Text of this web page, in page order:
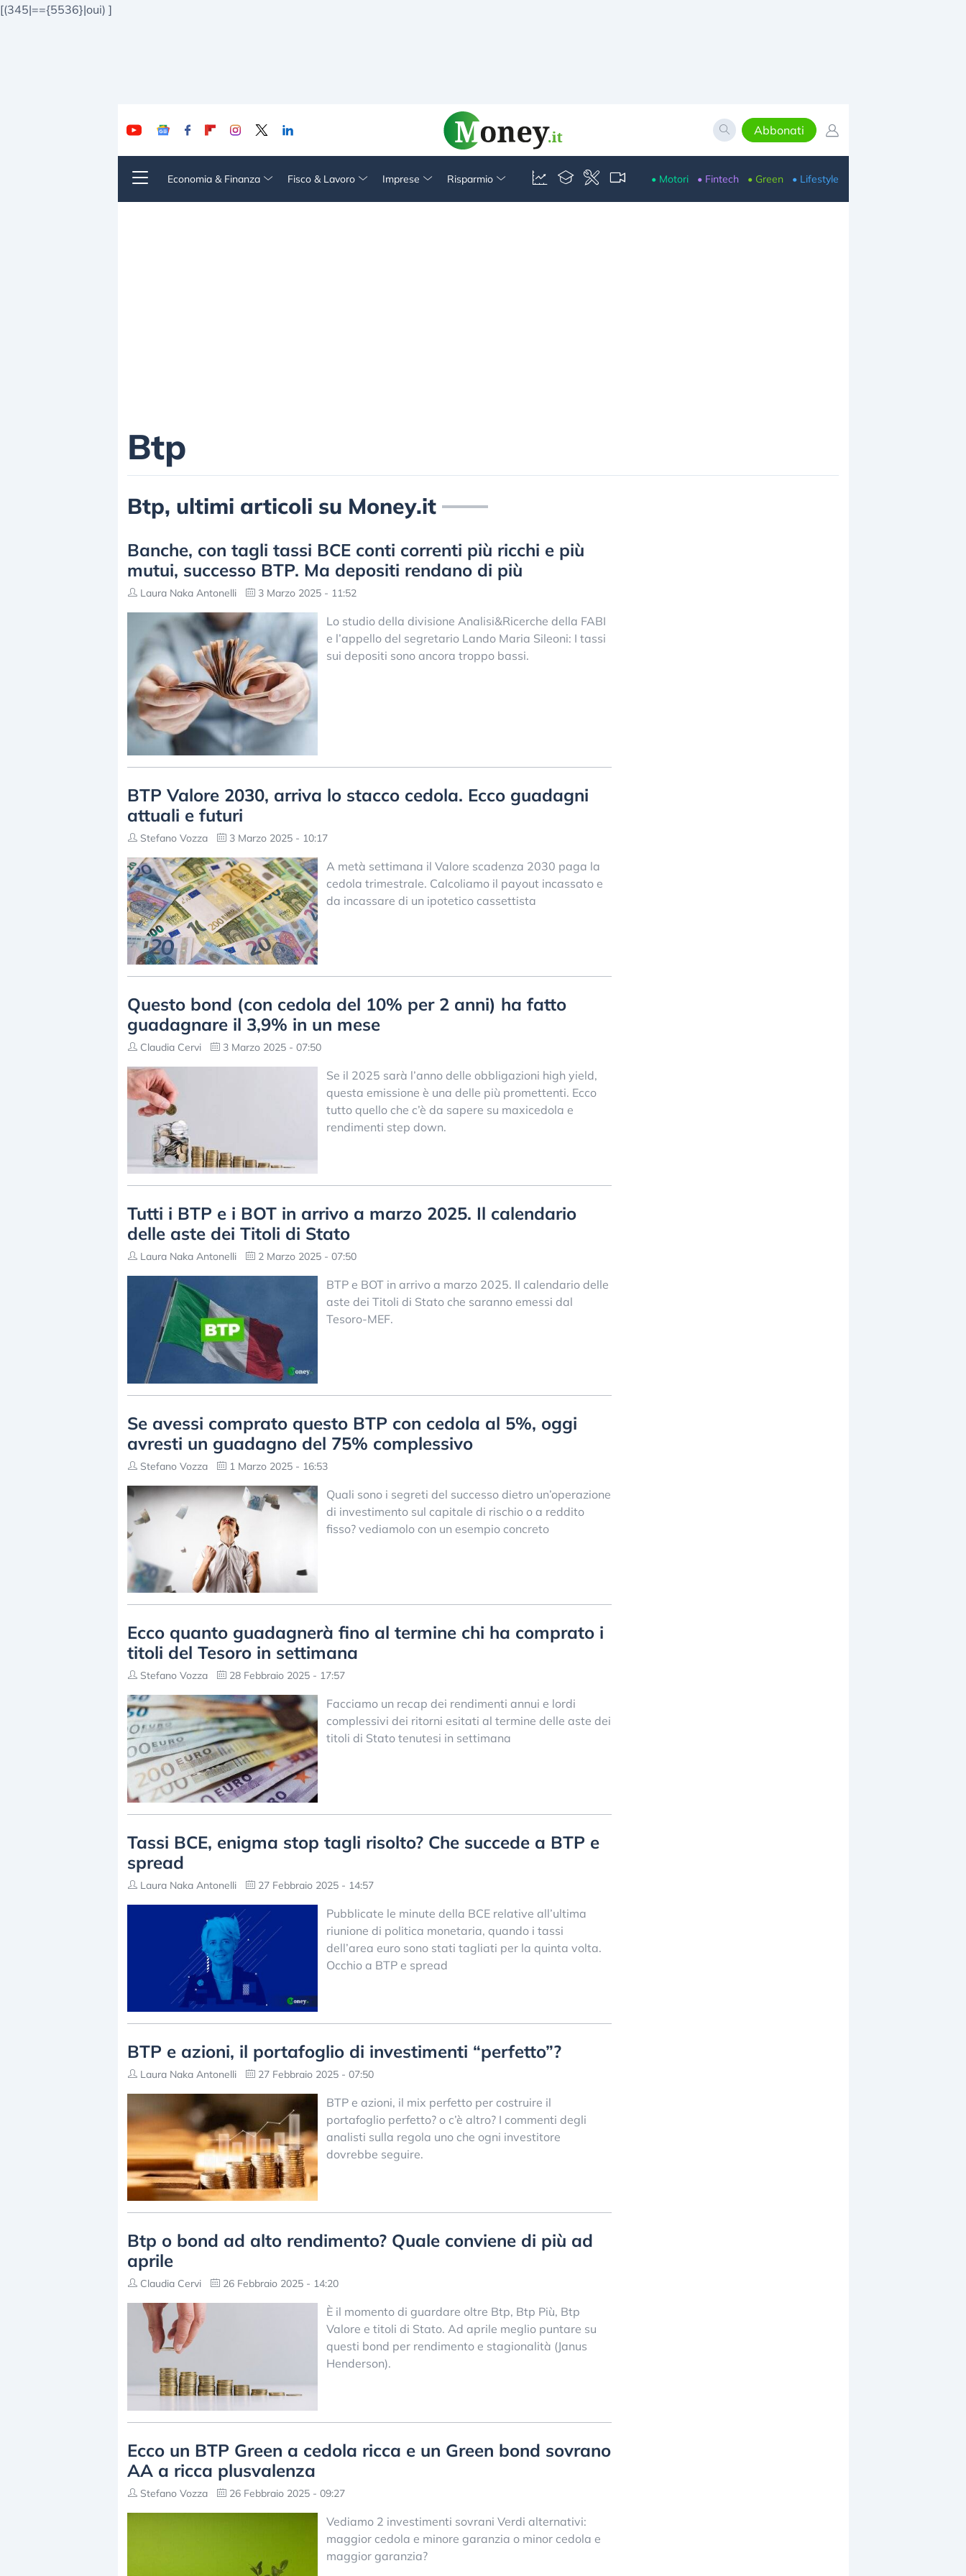
[(345|=={5536}|oui) ]
Abbonati
Economia & Finanza Fisco & Lavoro Imprese Risparmio • Motori • Fintech • Green • Lifestyle
Btp
Btp, ultimi articoli su Money.it
Banche, con tagli tassi BCE conti correnti più ricchi e più
mutui, successo BTP. Ma depositi rendano di più
Laura Naka Antonelli 3 Marzo 2025 - 11:52
Lo studio della divisione Analisi&Ricerche della FABI
e l’appello del segretario Lando Maria Sileoni: I tassi
sui depositi sono ancora troppo bassi.
BTP Valore 2030, arriva lo stacco cedola. Ecco guadagni
attuali e futuri
Stefano Vozza 3 Marzo 2025 - 10:17
A metà settimana il Valore scadenza 2030 paga la
cedola trimestrale. Calcoliamo il payout incassato e
da incassare di un ipotetico cassettista
Questo bond (con cedola del 10% per 2 anni) ha fatto
guadagnare il 3,9% in un mese
Claudia Cervi 3 Marzo 2025 - 07:50
Se il 2025 sarà l’anno delle obbligazioni high yield,
questa emissione è una delle più promettenti. Ecco
tutto quello che c’è da sapere su maxicedola e
rendimenti step down.
Tutti i BTP e i BOT in arrivo a marzo 2025. Il calendario
delle aste dei Titoli di Stato
Laura Naka Antonelli 2 Marzo 2025 - 07:50
BTP e BOT in arrivo a marzo 2025. Il calendario delle
aste dei Titoli di Stato che saranno emessi dal
Tesoro-MEF.
Se avessi comprato questo BTP con cedola al 5%, oggi
avresti un guadagno del 75% complessivo
Stefano Vozza 1 Marzo 2025 - 16:53
Quali sono i segreti del successo dietro un’operazione
di investimento sul capitale di rischio o a reddito
fisso? vediamolo con un esempio concreto
Ecco quanto guadagnerà fino al termine chi ha comprato i
titoli del Tesoro in settimana
Stefano Vozza 28 Febbraio 2025 - 17:57
Facciamo un recap dei rendimenti annui e lordi
complessivi dei ritorni esitati al termine delle aste dei
titoli di Stato tenutesi in settimana
Tassi BCE, enigma stop tagli risolto? Che succede a BTP e
spread
Laura Naka Antonelli 27 Febbraio 2025 - 14:57
Pubblicate le minute della BCE relative all’ultima
riunione di politica monetaria, quando i tassi
dell’area euro sono stati tagliati per la quinta volta.
Occhio a BTP e spread
BTP e azioni, il portafoglio di investimenti “perfetto”?
Laura Naka Antonelli 27 Febbraio 2025 - 07:50
BTP e azioni, il mix perfetto per costruire il
portafoglio perfetto? o c’è altro? I commenti degli
analisti sulla regola uno che ogni investitore
dovrebbe seguire.
Btp o bond ad alto rendimento? Quale conviene di più ad
aprile
Claudia Cervi 26 Febbraio 2025 - 14:20
È il momento di guardare oltre Btp, Btp Più, Btp
Valore e titoli di Stato. Ad aprile meglio puntare su
questi bond per rendimento e stagionalità (Janus
Henderson).
Ecco un BTP Green a cedola ricca e un Green bond sovrano
AA a ricca plusvalenza
Stefano Vozza 26 Febbraio 2025 - 09:27
Vediamo 2 investimenti sovrani Verdi alternativi:
maggior cedola e minore garanzia o minor cedola e
maggior garanzia?